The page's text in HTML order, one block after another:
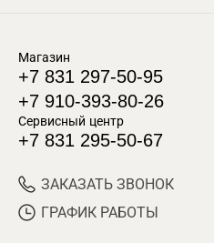
Магазин
+7 831 297-50-95
+7 910-393-80-26
Сервисный центр
+7 831 295-50-67
ЗАКАЗАТЬ ЗВОНОК
ГРАФИК РАБОТЫ